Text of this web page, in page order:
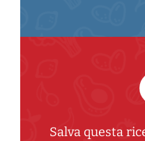
Salva questa